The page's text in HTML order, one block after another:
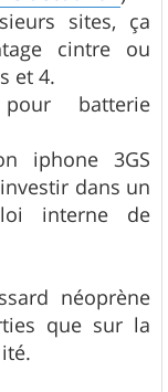
sites, ça
cintre ou
et 4.
batterie
iphone 3GS
dans un
interne de
néoprène
que sur la